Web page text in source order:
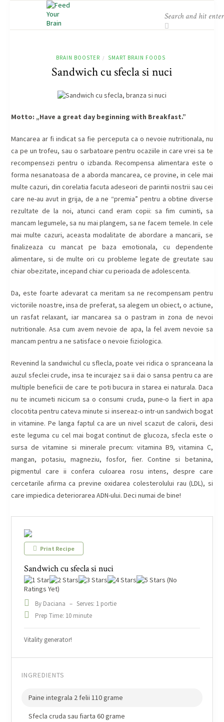
BRAIN BOOSTER / SMART BRAIN FOODS
Sandwich cu sfecla si nuci
Motto: „Have a great day beginning with Breakfast.”
Mancarea ar fi indicat sa fie perceputa ca o nevoie nutritionala, nu
ca pe un trofeu, sau o sarbatoare pentru ocaziile in care vrei sa te
recompensezi pentru o izbanda. Recompensa alimentara este o
forma nesanatoasa de a aborda mancarea, ce provine, in cele mai
multe cazuri, din corelatia facuta adeseori de parintii nostrii sau cei
care ne-au avut in grija, de a ne “premia” pentru a obtine diverse
rezultate de la noi, atunci cand eram copii: sa fim cuminti, sa
mancam legumele, sa nu mai plangem, sa ne facem temele. In cele
mai multe cazuri, aceasta modalitate de abordare a mancarii, se
finalizeaza cu mancat pe baza emotionala, cu dependente
alimentare, si de multe ori cu probleme legate de greutate sau
chiar obezitate, incepand chiar cu perioada de adolescenta.
Da, este foarte adevarat ca meritam sa ne recompensam pentru
victoriile noastre, insa de preferat, sa alegem un obiect, o actiune,
un rasfat relaxant, iar mancarea sa o pastram in zona de nevoi
nutritionale. Asa cum avem nevoie de apa, la fel avem nevoie sa
mancam pentru a ne satisface o nevoie fiziologica.
Revenind la sandwichul cu sflecla, poate vei ridica o spranceana la
auzul sfeclei crude, insa te incurajez sa ii dai o sansa pentru ca are
multiple beneficii de care te poti bucura in starea ei naturala. Daca
nu te incumeti nicicum sa o consumi cruda, pune-o la fiert in apa
clocotita pentru cateva minute si insereaz-o intr-un sandwich bogat
in vitamine. Pe langa faptul ca are un nivel scazut de calorii, desi
este leguma cu cel mai bogat continut de glucoza, sfecla este o
sursa de vitamine si minerale precum: vitamina B9, vitamina C,
mangan, potasiu, magneziu, fosfor, fier. Contine si betanina,
pigmentul care ii confera culoarea rosu intens, despre care
cercetarile afirma ca previne oxidarea colesterolului rau (LDL), si
care impiedica deteriorarea ADN-ului. Deci numai de bine!
Print Recipe
Sandwich cu sfecla si nuci
(No
Ratings Yet)
By Daciana – Serves: 1 portie
Prep Time: 10 minute
Vitality generator!
INGREDIENTS
Paine integrala 2 felii 110 grame
Sfecla cruda sau fiarta 60 grame